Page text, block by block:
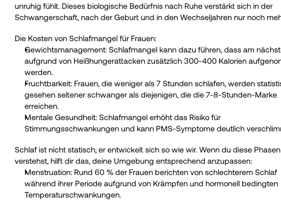
unruhig fühlt. Dieses biologische Bedürfnis nach Ruhe verstärkt sich in der
Schwangerschaft, nach der Geburt und in den Wechseljahren nur noch
Die Kosten von Schlafmangel für Frauen:
Gewichtsmanagement: Schlafmangel kann dazu führen, dass am
aufgrund von Heißhungerattacken zusätzlich 300-400 Kalorien
werden.
Fruchtbarkeit: Frauen, die weniger als 7 Stunden schlafen, werden
gesehen seltener schwanger als diejenigen, die die 7-8-Stunden-Marke
erreichen.
Mentale Gesundheit: Schlafmangel erhöht das Risiko für
Stimmungsschwankungen und kann PMS-Symptome deutlich
Schlaf ist nicht statisch; er entwickelt sich so wie wir. Wenn du diese Phasen
verstehst, hilft dir das, deine Umgebung entsprechend anzupassen:
Menstruation: Rund 60 % der Frauen berichten von schlechterem Schlaf
während ihrer Periode aufgrund von Krämpfen und hormonell bedingten
Temperaturschwankungen.